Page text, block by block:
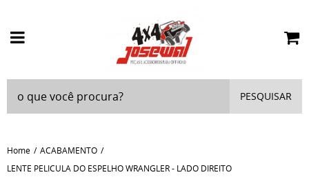
PESQUISAR
Home
ACABAMENTO
LENTE PELICULA DO ESPELHO WRANGLER - LADO DIREITO